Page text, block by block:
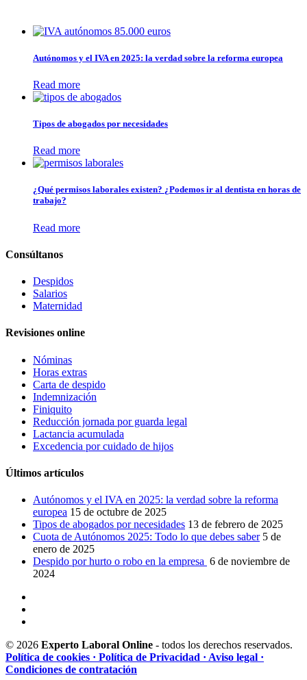
Autónomos y el IVA en 2025: la verdad sobre la reforma europea
Read more
Tipos de abogados por necesidades
Read more
¿Qué permisos laborales existen? ¿Podemos ir al dentista en horas de
trabajo?
Read more
Consúltanos
Despidos
Salarios
Maternidad
Revisiones online
Nóminas
Horas extras
Carta de despido
Indemnización
Finiquito
Reducción jornada por guarda legal
Lactancia acumulada
Excedencia por cuidado de hijos
Últimos artículos
Autónomos y el IVA en 2025: la verdad sobre la reforma
europea 15 de octubre de 2025
Tipos de abogados por necesidades 13 de febrero de 2025
Cuota de Autónomos 2025: Todo lo que debes saber 5 de
enero de 2025
Despido por hurto o robo en la empresa 6 de noviembre de
2024
© 2026 Experto Laboral Online - todos los derechos reservados.
Política de cookies · Política de Privacidad · Aviso legal ·
Condiciones de contratación